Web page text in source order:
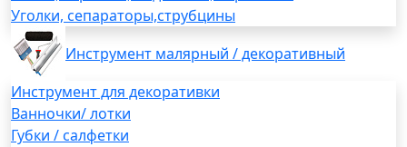
Уголки, сепараторы,струбцины
Инструмент малярный / декоративный
Инструмент для декоративки
Ванночки/ лотки
Губки / салфетки